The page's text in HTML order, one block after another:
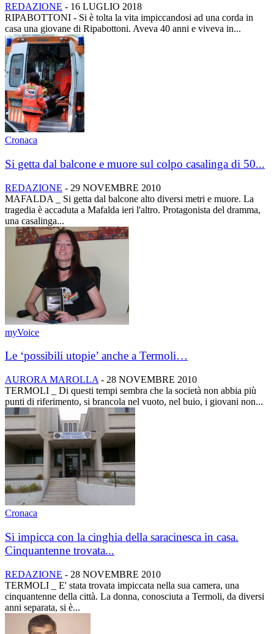
REDAZIONE - 16 LUGLIO 2018
RIPABOTTONI - Si è tolta la vita impiccandosi ad una corda in
casa una giovane di Ripabottoni. Aveva 40 anni e viveva in...
Cronaca
Si getta dal balcone e muore sul colpo casalinga di 50...
REDAZIONE - 29 NOVEMBRE 2010
MAFALDA _ Si getta dal balcone alto diversi metri e muore. La
tragedia è accaduta a Mafalda ieri l'altro. Protagonista del dramma,
una casalinga...
myVoice
Le ‘possibili utopie’ anche a Termoli…
AURORA MAROLLA - 28 NOVEMBRE 2010
TERMOLI _ Di questi tempi sembra che la società non abbia più
punti di riferimento, si brancola nel vuoto, nel buio, i giovani non...
Cronaca
Si impicca con la cinghia della saracinesca in casa.
Cinquantenne trovata...
REDAZIONE - 28 NOVEMBRE 2010
TERMOLI _ E' stata trovata impiccata nella sua camera, una
cinquantenne della città. La donna, conosciuta a Termoli, da diversi
anni separata, si è...